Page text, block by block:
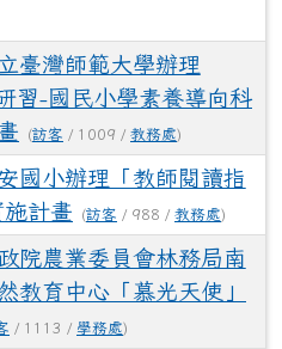
臺灣師範大學辦理
習-國民小學素養導向科
(訪客 / 1009 / 教務處)
國小辦理「教師閱讀指
計畫
(訪客 / 988 / 教務處)
院農業委員會林務局南
教育中心「慕光天使」
/ 1113 / 學務處)